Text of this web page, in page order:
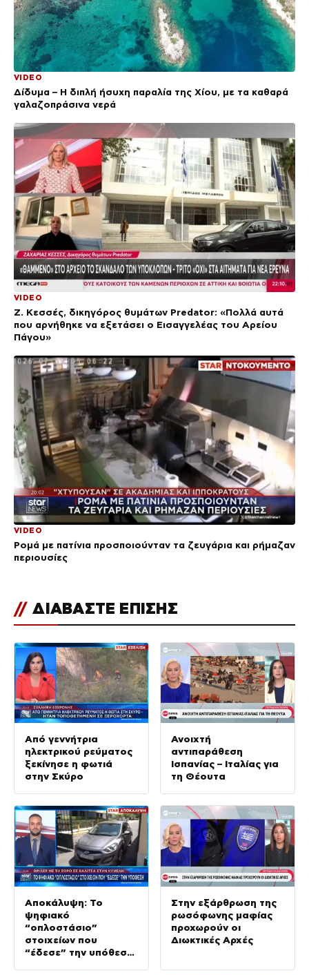
VIDEO
Δίδυμα – Η διπλή ήσυχη παραλία της Χίου, με τα καθαρά
γαλαζοπράσινα νερά
VIDEO
Ζ. Κεσσές, δικηγόρος θυμάτων Predator: «Πολλά αυτά
που αρνήθηκε να εξετάσει ο Εισαγγελέας του Αρείου
Πάγου»
VIDEO
Ρομά με πατίνια προσποιούνταν τα ζευγάρια και ρήμαζαν
περιουσίες
// ΔΙΑΒΑΣΤΕ ΕΠΙΣΗΣ
Από γεννήτρια
ηλεκτρικού ρεύματος
ξεκίνησε η φωτιά
στην Σκύρο
Ανοιχτή
αντιπαράθεση
Ισπανίας – Ιταλίας για
τη Θέουτα
Αποκάλυψη: Το
ψηφιακό
“οπλοστάσιο”
στοιχείων που
“έδεσε” την υπόθεση
Στην εξάρθρωση της
ρωσόφωνης μαφίας
προχωρούν οι
Διωκτικές Αρχές